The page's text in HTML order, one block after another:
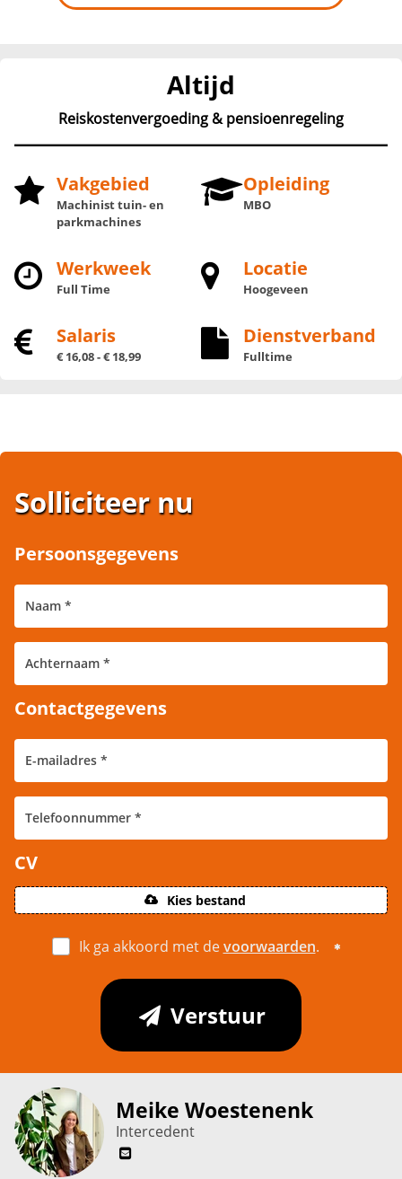
Altijd
Reiskostenvergoeding & pensioenregeling
Vakgebied
Machinist tuin- en
parkmachines
Opleiding
MBO
Werkweek
Full Time
Locatie
Hoogeveen
Salaris
€ 16,08 - € 18,99
Dienstverband
Fulltime
Meike Woestenenk
Intercedent
Solliciteer nu
Persoonsgegevens
Contactgegevens
CV
Kies bestand
Ik ga akkoord met devoorwaarden.
Verstuur